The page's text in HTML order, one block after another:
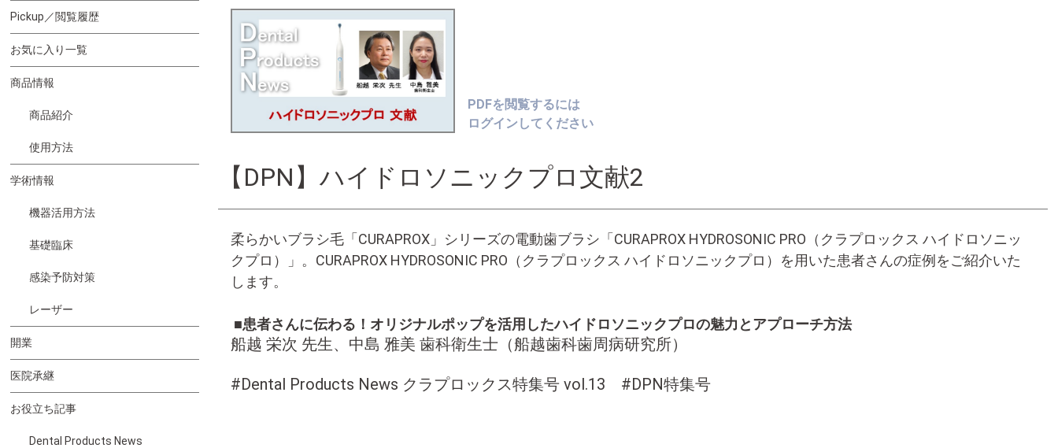
Pickup／閲覧履歴
お気に入り一覧
商品情報
商品紹介
使用方法
学術情報
機器活用方法
基礎臨床
感染予防対策
レーザー
開業
医院承継
お役立ち記事
Dental Products News
PDFを閲覧するには
ログインしてください
【DPN】ハイドロソニックプロ文献2
柔らかいブラシ毛「CURAPROX」シリーズの電動歯ブラシ「CURAPROX HYDROSONIC PRO（クラプロックス ハイドロソニッ
クプロ）」。CURAPROX HYDROSONIC PRO（クラプロックス ハイドロソニックプロ）を用いた患者さんの症例をご紹介いた
します。
■患者さんに伝わる！オリジナルポップを活用したハイドロソニックプロの魅力とアプローチ方法
船越 栄次 先生、中島 雅美 歯科衛生士（船越歯科歯周病研究所）
#Dental Products News クラプロックス特集号 vol.13 #DPN特集号